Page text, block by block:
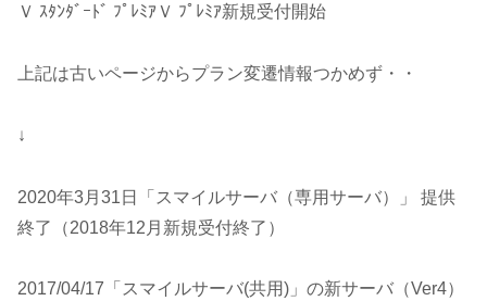
Ｖ ｽﾀﾝﾀﾞｰﾄﾞ ﾌﾟﾚﾐｱＶ ﾌﾟﾚﾐｱ新規受付開始
上記は古いページからプラン変遷情報つかめず・・
↓
2020年3月31日「スマイルサーバ（専用サーバ）」 提供
終了（2018年12月新規受付終了）
2017/04/17「スマイルサーバ(共用)」の新サーバ（Ver4）